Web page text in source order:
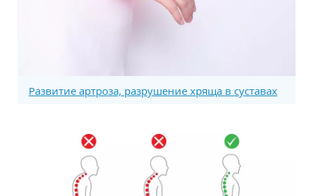
Развитие артроза, разрушение хряща в суставах